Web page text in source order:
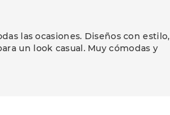
las ocasiones. Diseños con estilo,
un look casual. Muy cómodas y